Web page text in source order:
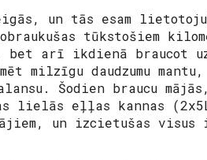
un tās esam
tūkstošiem
arī ikdienā braucot
milzīgu daudzumu
Šodien braucu
lielās eļļas kannas
un izcietušas visus